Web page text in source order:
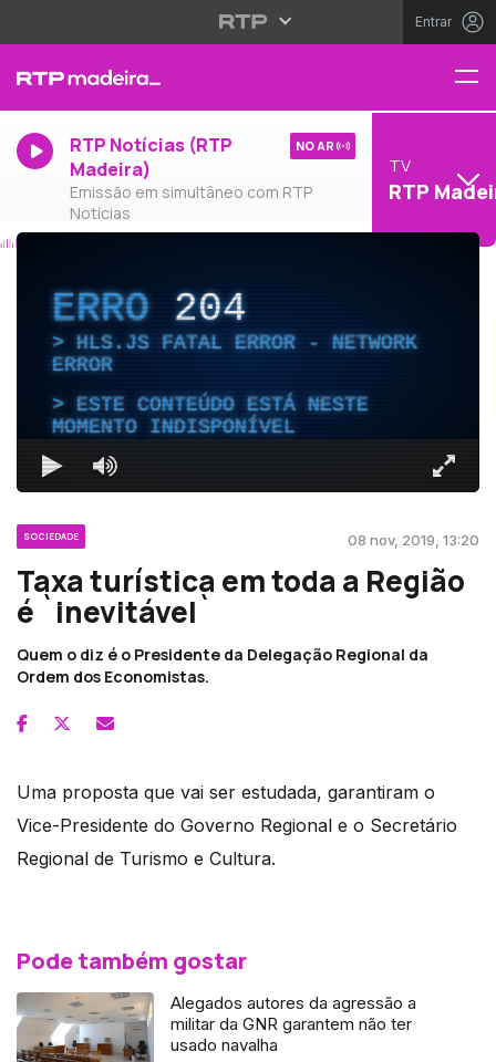
Entrar
RTP Notícias (RTP
Madeira)
Emissão em simultâneo com RTP
Notícias
NO AR
TV
RTP
ERRO204
HLS.JS FATAL ERROR - NETWORK
ERROR
ESTE CONTEÚDO ESTÁ NESTE
MOMENTO INDISPONÍVEL
SOCIEDADE 08 nov, 2019, 13:20
Taxa turística em toda a Região
é `inevitável`
Quem o diz é o Presidente da Delegação Regional da
Ordem dos Economistas.
Uma proposta que vai ser estudada, garantiram o
Vice-Presidente do Governo Regional e o Secretário
Regional de Turismo e Cultura.
Pode também gostar
Alegados autores da agressão a
militar da GNR garantem não ter
usado navalha